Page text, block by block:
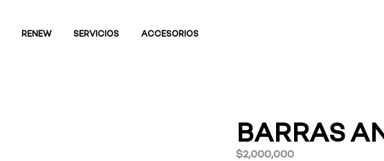
RENEW SERVICIOS ACCESORIOS
BARRAS
$2,000,000